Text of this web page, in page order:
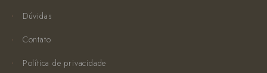
Dúvidas
Contato
Política de privacidade